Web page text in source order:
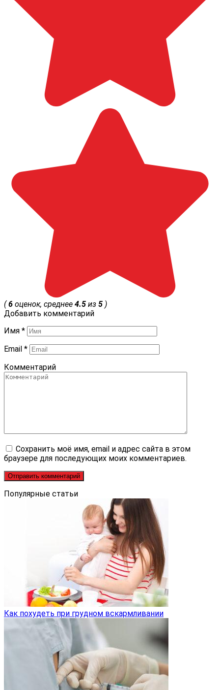
(6 оценок, среднее 4.5 из 5 )
Добавить комментарий
Имя *
Email *
Комментарий
Сохранить моё имя, email и адрес сайта в этом
браузере для последующих моих комментариев.
Популярные статьи
Как похудеть при грудном вскармливании